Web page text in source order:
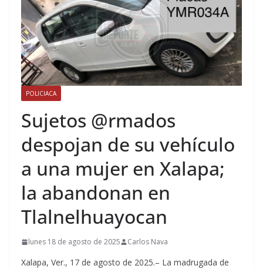
POLICIACA
Sujetos @rmados
despojan de su vehículo
a una mujer en Xalapa;
la abandonan en
Tlalnelhuayocan
lunes 18 de agosto de 2025 Carlos Nava
Xalapa, Ver., 17 de agosto de 2025.– La madrugada de